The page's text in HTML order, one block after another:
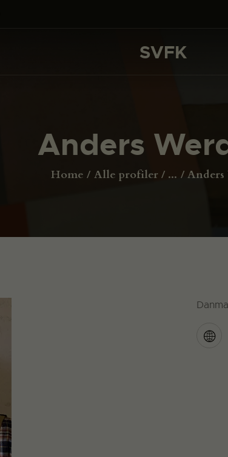
SVFK
Anders
Home Alle profiler ...
SVFK
PROJEKTER
OM SVFK
ENGLISH